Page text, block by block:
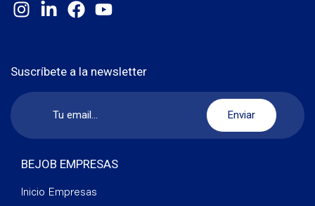
Suscríbete a la newsletter
BEJOB EMPRESAS
Inicio Empresas